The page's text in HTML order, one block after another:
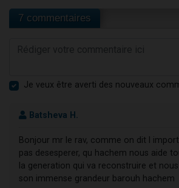
7 commentaires
Je veux être averti des nouveaux
Batsheva H.
Bonjour mr le rav, comme on dit l
pas desesperer, qu hachem nous aide
la generation qui va reconstruire et
son immense grandeur barouh hachem